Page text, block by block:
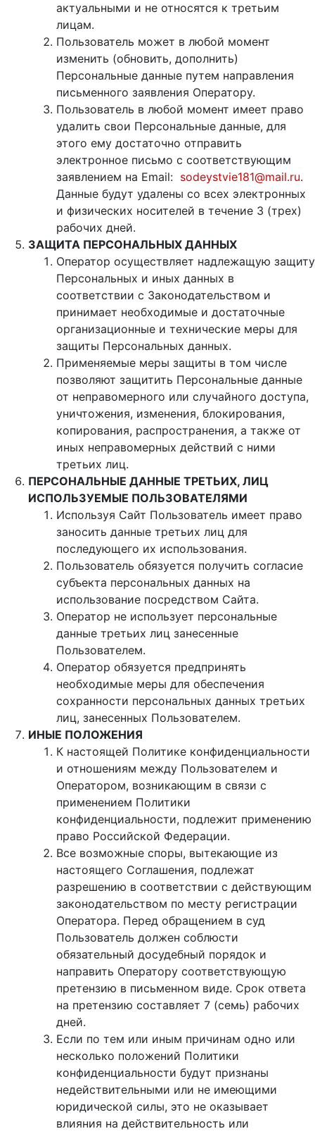
актуальными и не относятся к третьим
лицам.
Пользователь может в любой момент
изменить (обновить, дополнить)
Персональные данные путем направления
письменного заявления Оператору.
Пользователь в любой момент имеет право
удалить свои Персональные данные, для
этого ему достаточно отправить
электронное письмо с соответствующим
заявлением на Email: sodeystvie181@mail.ru.
Данные будут удалены со всех электронных
и физических носителей в течение 3 (трех)
рабочих дней.
ЗАЩИТА ПЕРСОНАЛЬНЫХ ДАННЫХ
Оператор осуществляет надлежащую защиту
Персональных и иных данных в
соответствии с Законодательством и
принимает необходимые и достаточные
организационные и технические меры для
защиты Персональных данных.
Применяемые меры защиты в том числе
позволяют защитить Персональные данные
от неправомерного или случайного доступа,
уничтожения, изменения, блокирования,
копирования, распространения, а также от
иных неправомерных действий с ними
третьих лиц.
ПЕРСОНАЛЬНЫЕ ДАННЫЕ ТРЕТЬИХ, ЛИЦ
ИСПОЛЬЗУЕМЫЕ ПОЛЬЗОВАТЕЛЯМИ
Используя Сайт Пользователь имеет право
заносить данные третьих лиц для
последующего их использования.
Пользователь обязуется получить согласие
субъекта персональных данных на
использование посредством Сайта.
Оператор не использует персональные
данные третьих лиц занесенные
Пользователем.
Оператор обязуется предпринять
необходимые меры для обеспечения
сохранности персональных данных третьих
лиц, занесенных Пользователем.
ИНЫЕ ПОЛОЖЕНИЯ
К настоящей Политике конфиденциальности
и отношениям между Пользователем и
Оператором, возникающим в связи с
применением Политики
конфиденциальности, подлежит применению
право Российской Федерации.
Все возможные споры, вытекающие из
настоящего Соглашения, подлежат
разрешению в соответствии с действующим
законодательством по месту регистрации
Оператора. Перед обращением в суд
Пользователь должен соблюсти
обязательный досудебный порядок и
направить Оператору соответствующую
претензию в письменном виде. Срок ответа
на претензию составляет 7 (семь) рабочих
дней.
Если по тем или иным причинам одно или
несколько положений Политики
конфиденциальности будут признаны
недействительными или не имеющими
юридической силы, это не оказывает
влияния на действительность или